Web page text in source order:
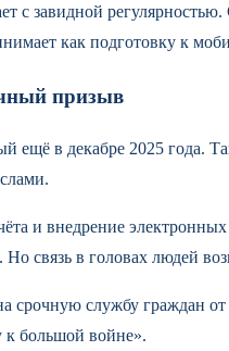
с завидной
как подготовку к
призыв
в декабре 2025 года.
и внедрение
связь в головах людей
службу граждан
к большой войне».